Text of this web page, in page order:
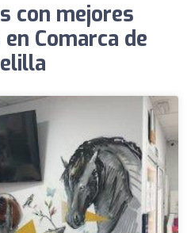
con mejores
Comarca de